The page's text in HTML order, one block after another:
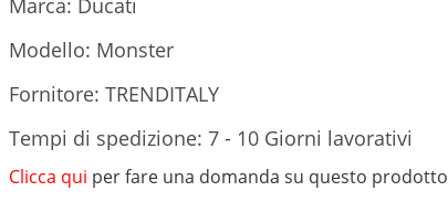
Marca: Ducati
Modello: Monster
Fornitore: TRENDITALY
Tempi di spedizione: 7 - 10 Giorni lavorativi
Clicca qui per fare una domanda su questo prodotto